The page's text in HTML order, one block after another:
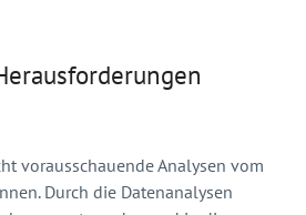
vorausschauende Analysen vom
Durch die Datenanalysen